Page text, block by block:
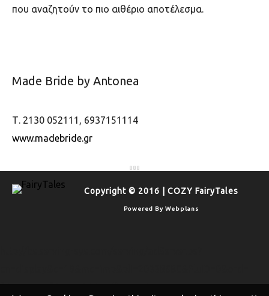
που αναζητούν το πιο αιθέριο αποτέλεσμα.
Made Bride by Antonea
Τ. 2130 052111, 6937151114
www.madebride.gr
Copyright © 2016 | COZY FairyTales
Powered By Webplans
[timestamp]&rtu=-1 http://bs.serving-